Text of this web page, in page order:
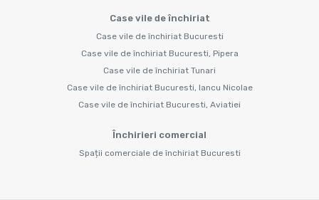
Case vile de închiriat
Case vile de închiriat Bucuresti
Case vile de închiriat Bucuresti, Pipera
Case vile de închiriat Tunari
Case vile de închiriat Bucuresti, Iancu Nicolae
Case vile de închiriat Bucuresti, Aviatiei
Închirieri comercial
Spații comerciale de închiriat Bucuresti